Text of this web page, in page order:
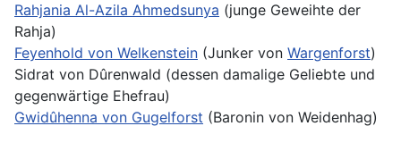
Rahjania Al-Azila Ahmedsunya (junge Geweihte der
Rahja)
Feyenhold von Welkenstein (Junker von Wargenforst)
Sidrat von Dûrenwald (dessen damalige Geliebte und
gegenwärtige Ehefrau)
Gwidûhenna von Gugelforst (Baronin von Weidenhag)